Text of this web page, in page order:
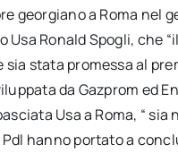
georgiano a Roma nel
Ronald Spogli, che
stata promessa al
da Gazprom ed
Usa a Roma, “ sia
hanno portato a